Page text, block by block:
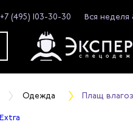
+7 (495) 103-30-30 Вся неделя
Одежда Плащ